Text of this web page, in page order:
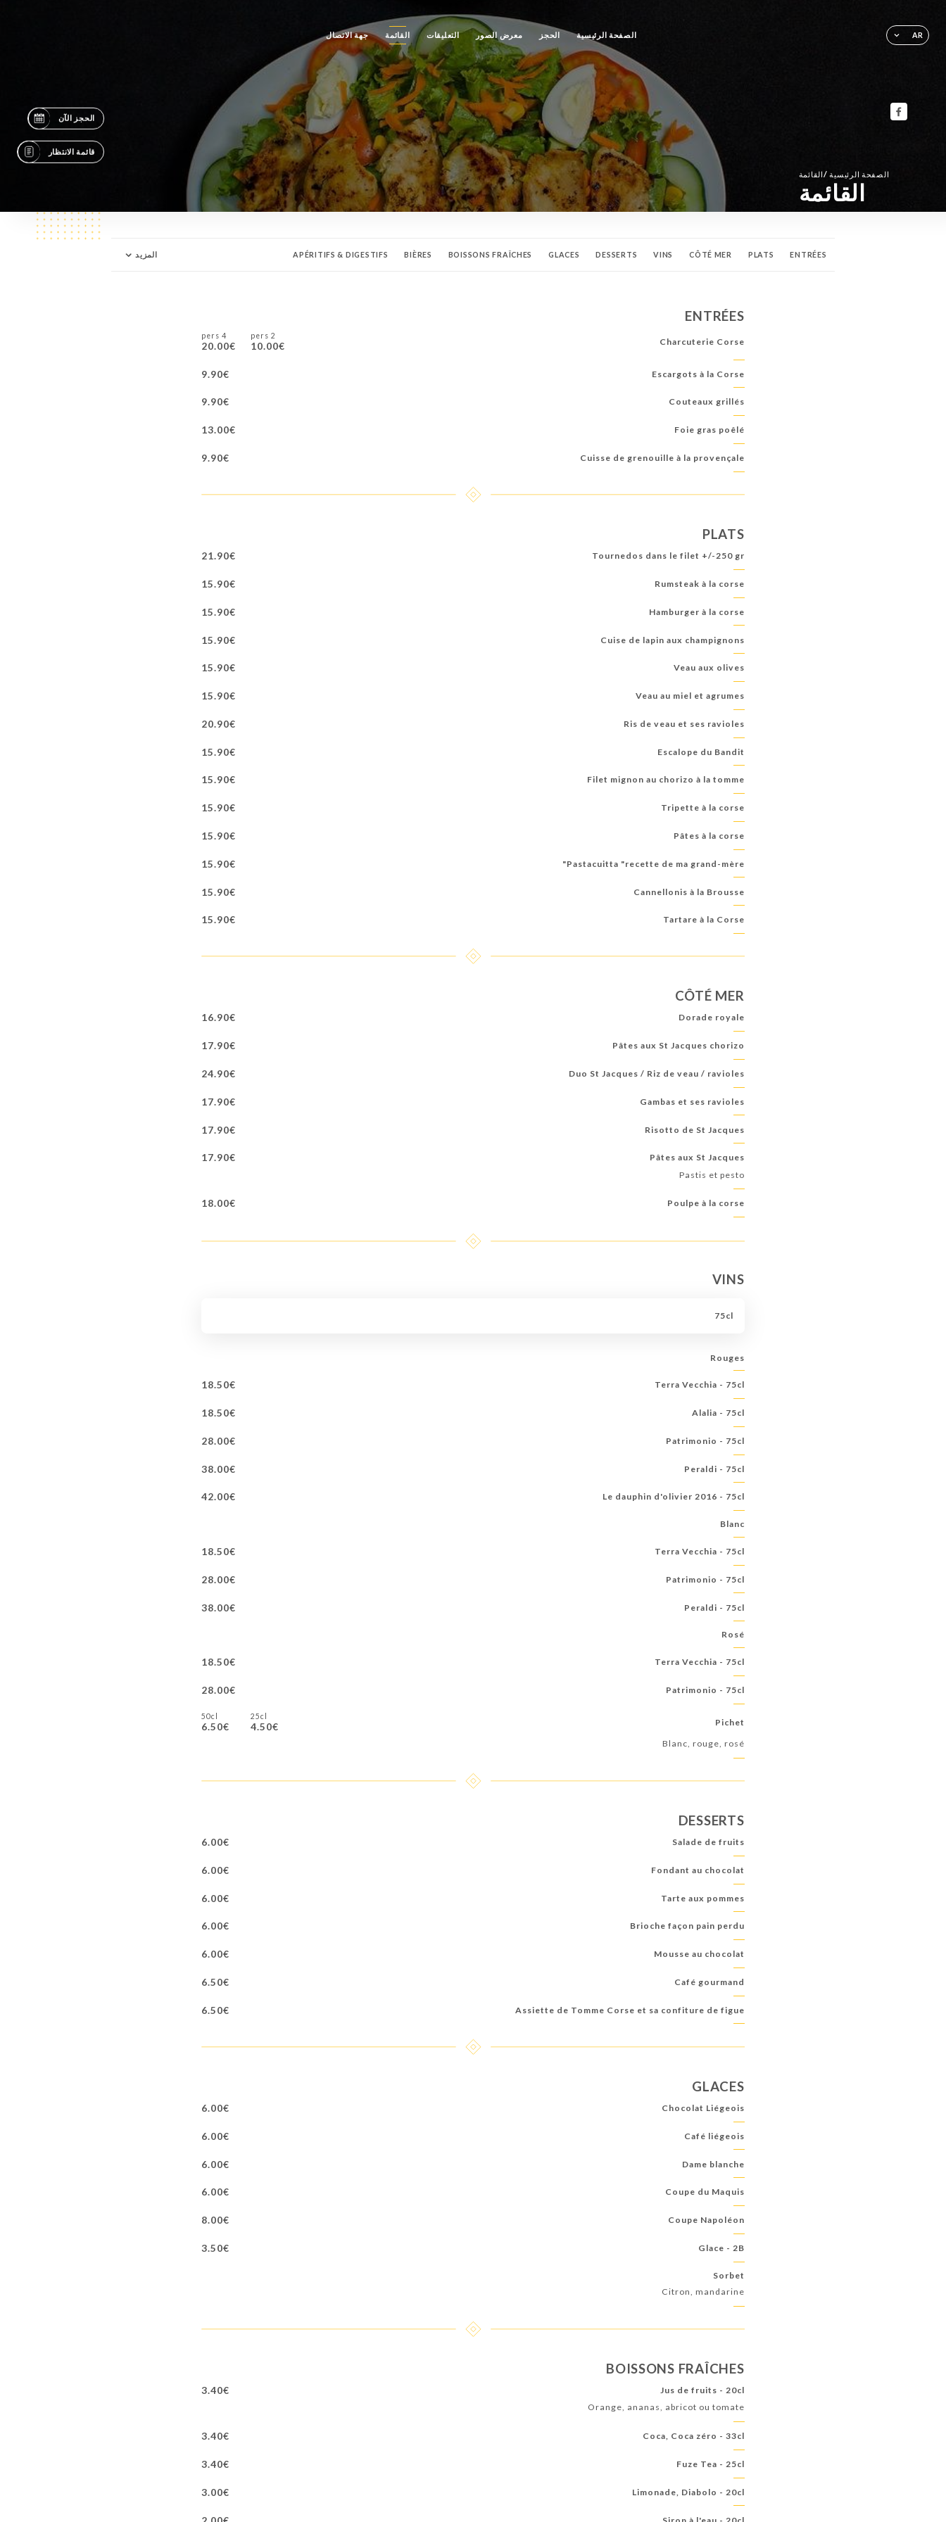
AR الصفحة الرئيسية الحجز معرض الصور التعليقات القائمة جهة الاتصال
الحجز الآن
قائمة الانتظار
الصفحة الرئيسية / القائمة
القائمة
ENTRÉES
PLATS
CÔTÉ MER
VINS
DESSERTS
GLACES
BOISSONS FRAÎCHES
BIÈRES
APÉRITIFS & DIGESTIFS المزيد
ENTRÉES
Charcuterie Corse
2 pers
10.00€
4 pers
20.00€
Escargots à la Corse
9.90€
Couteaux grillés
9.90€
Foie gras poêlé
13.00€
Cuisse de grenouille à la provençale
9.90€
PLATS
Tournedos dans le filet +/-250 gr
21.90€
Rumsteak à la corse
15.90€
Hamburger à la corse
15.90€
Cuise de lapin aux champignons
15.90€
Veau aux olives
15.90€
Veau au miel et agrumes
15.90€
Ris de veau et ses ravioles
20.90€
Escalope du Bandit
15.90€
Filet mignon au chorizo à la tomme
15.90€
Tripette à la corse
15.90€
Pâtes à la corse
15.90€
Pastacuitta "recette de ma grand-mère"
15.90€
Cannellonis à la Brousse
15.90€
Tartare à la Corse
15.90€
CÔTÉ MER
Dorade royale
16.90€
Pâtes aux St Jacques chorizo
17.90€
Duo St Jacques / Riz de veau / ravioles
24.90€
Gambas et ses ravioles
17.90€
Risotto de St Jacques
17.90€
Pâtes aux St Jacques
17.90€
Pastis et pesto
Poulpe à la corse
18.00€
VINS
75cl
Rouges
Terra Vecchia - 75cl
18.50€
Alalia - 75cl
18.50€
Patrimonio - 75cl
28.00€
Peraldi - 75cl
38.00€
Le dauphin d'olivier 2016 - 75cl
42.00€
Blanc
Terra Vecchia - 75cl
18.50€
Patrimonio - 75cl
28.00€
Peraldi - 75cl
38.00€
Rosé
Terra Vecchia - 75cl
18.50€
Patrimonio - 75cl
28.00€
Pichet
25cl
4.50€
50cl
6.50€
Blanc, rouge, rosé
DESSERTS
Salade de fruits
6.00€
Fondant au chocolat
6.00€
Tarte aux pommes
6.00€
Brioche façon pain perdu
6.00€
Mousse au chocolat
6.00€
Café gourmand
6.50€
Assiette de Tomme Corse et sa confiture de figue
6.50€
GLACES
Chocolat Liégeois
6.00€
Café liégeois
6.00€
Dame blanche
6.00€
Coupe du Maquis
6.00€
Coupe Napoléon
8.00€
Glace - 2B
3.50€
Sorbet
Citron, mandarine
BOISSONS FRAÎCHES
Jus de fruits - 20cl
3.40€
Orange, ananas, abricot ou tomate
Coca, Coca zéro - 33cl
3.40€
Fuze Tea - 25cl
3.40€
Limonade, Diabolo - 20cl
3.00€